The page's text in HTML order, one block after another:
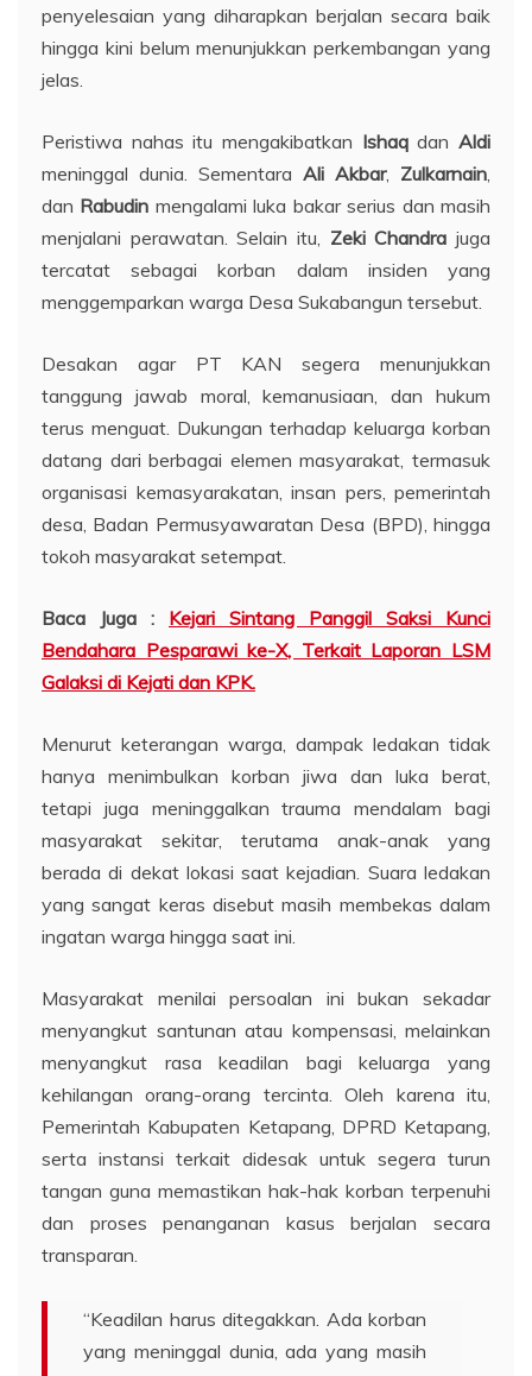
penyelesaian yang diharapkan berjalan secara baik
hingga kini belum menunjukkan perkembangan yang
jelas.
Peristiwa nahas itu mengakibatkan IshaqdanAldi
meninggal dunia. Sementara Ali Akbar, Zulkarnain,
dan Rabudin mengalami luka bakar serius dan masih
menjalani perawatan. Selain itu, Zeki Chandra juga
tercatat sebagai korban dalam insiden yang
menggemparkan warga Desa Sukabangun tersebut.
Desakan agar PT KAN segera menunjukkan
tanggung jawab moral, kemanusiaan, dan hukum
terus menguat. Dukungan terhadap keluarga korban
datang dari berbagai elemen masyarakat, termasuk
organisasi kemasyarakatan, insan pers, pemerintah
desa, Badan Permusyawaratan Desa (BPD), hingga
tokoh masyarakat setempat.
Baca Juga : Kejari Sintang Panggil Saksi Kunci
Bendahara Pesparawi ke-X, Terkait Laporan LSM
Galaksi di Kejati dan KPK.
Menurut keterangan warga, dampak ledakan tidak
hanya menimbulkan korban jiwa dan luka berat,
tetapi juga meninggalkan trauma mendalam bagi
masyarakat sekitar, terutama anak-anak yang
berada di dekat lokasi saat kejadian. Suara ledakan
yang sangat keras disebut masih membekas dalam
ingatan warga hingga saat ini.
Masyarakat menilai persoalan ini bukan sekadar
menyangkut santunan atau kompensasi, melainkan
menyangkut rasa keadilan bagi keluarga yang
kehilangan orang-orang tercinta. Oleh karena itu,
Pemerintah Kabupaten Ketapang, DPRD Ketapang,
serta instansi terkait didesak untuk segera turun
tangan guna memastikan hak-hak korban terpenuhi
dan proses penanganan kasus berjalan secara
transparan.
“Keadilan harus ditegakkan. Ada korban
yang meninggal dunia, ada yang masih